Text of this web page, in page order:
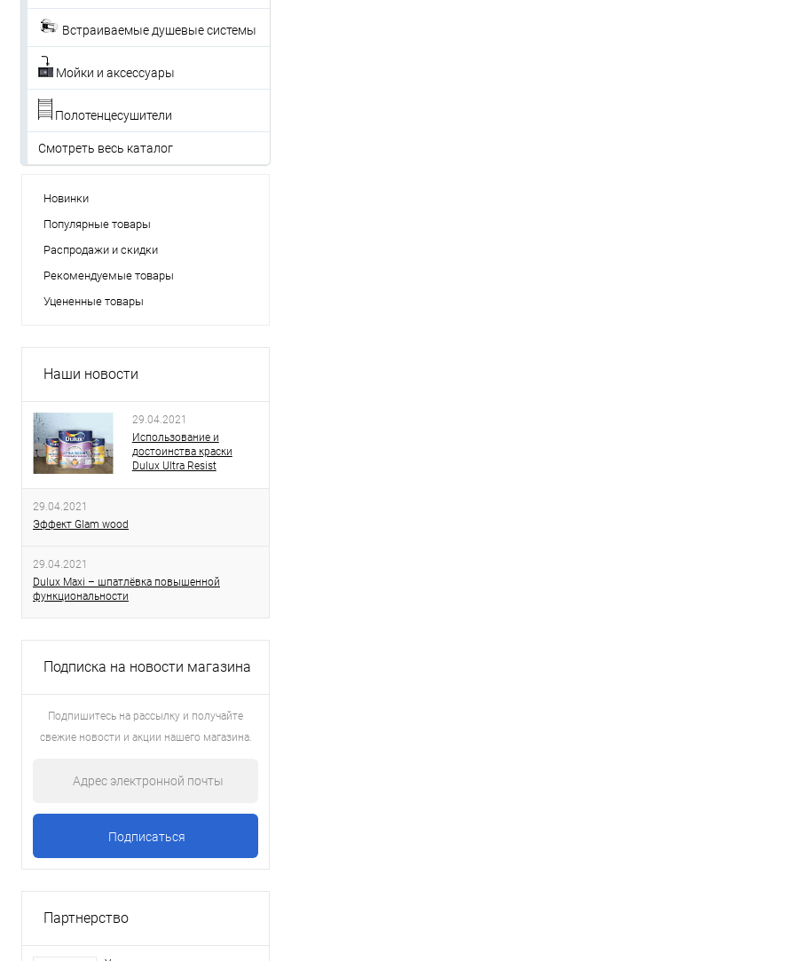
Встраиваемые душевые системы
Мойки и аксессуары
Полотенцесушители
Смотреть весь каталог
Новинки
Популярные товары
Распродажи и скидки
Рекомендуемые товары
Уцененные товары
Наши новости
29.04.2021
Использование и
достоинства краски
Dulux Ultra Resist
29.04.2021
Эффект Glam wood
29.04.2021
Dulux Maxi – шпатлёвка повышенной
функциональности
Подписка на новости магазина
Подпишитесь на рассылку и получайте
свежие новости и акции нашего магазина.
Партнерство